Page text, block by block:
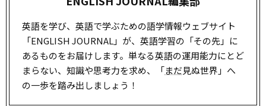
英語を学び、英語で学ぶための語学情報ウェブサイト
「ENGLISH JOURNAL」が、英語学習の「その先」に
あるものをお届けします。単なる英語の運用能力にとど
まらない、知識や思考力を求め、「まだ見ぬ世界」へ
の一歩を踏み出しましょう！